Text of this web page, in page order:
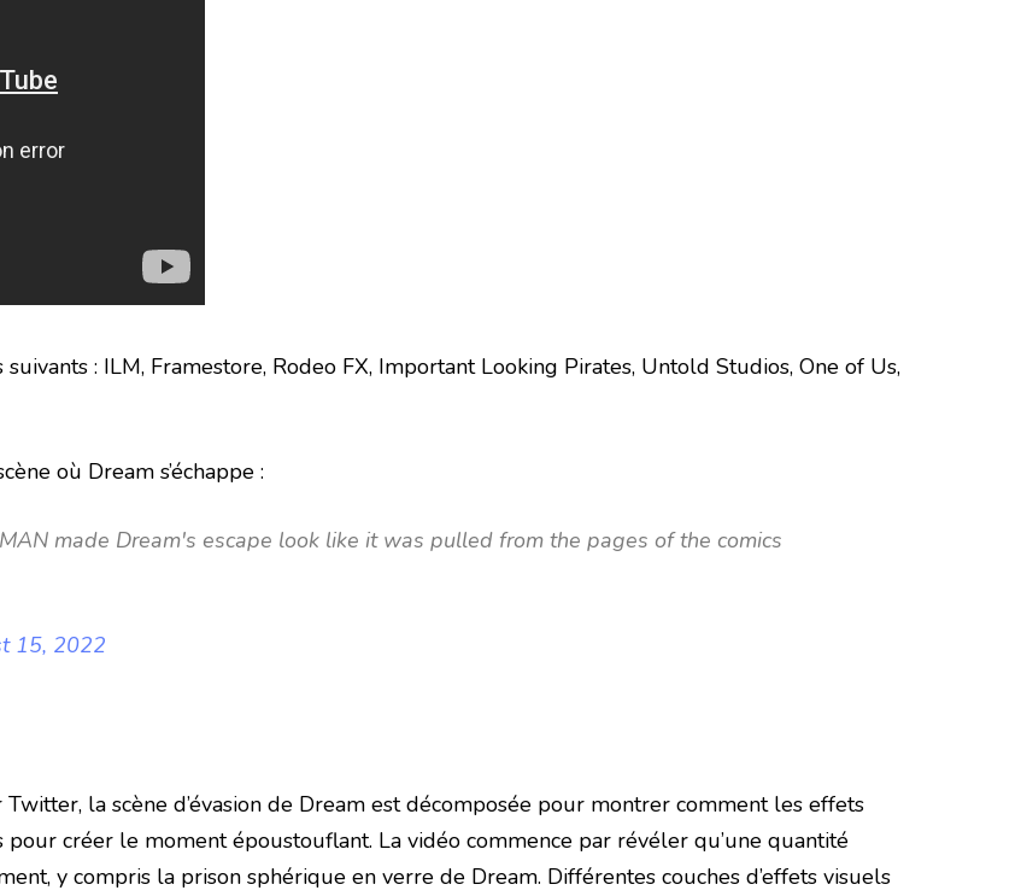
: ILM, Framestore, Rodeo FX, Important Looking Pirates, Untold Studios, One of Us,
où Dream s’échappe :
made Dream's escape look like it was pulled from the pages of the comics
15, 2022
la scène d’évasion de Dream est décomposée pour montrer comment les effets
créer le moment époustouflant. La vidéo commence par révéler qu’une quantité
y compris la prison sphérique en verre de Dream. Différentes couches d’effets visuels